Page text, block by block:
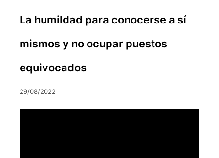
La humildad para conocerse a sí
mismos y no ocupar puestos
equivocados
29/08/2022